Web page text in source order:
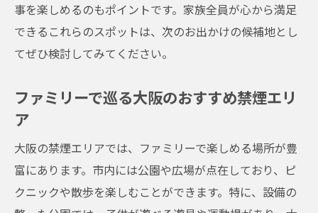
事を楽しめるのもポイントです。家族全員が心から満足
できるこれらのスポットは、次のお出かけの候補地とし
てぜひ検討してみてください。
ファミリーで巡る大阪のおすすめ禁煙エリ
ア
大阪の禁煙エリアでは、ファミリーで楽しめる場所が豊
富にあります。市内には公園や広場が点在しており、ピ
クニックや散歩を楽しむことができます。特に、設備の